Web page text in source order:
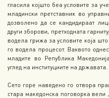
гласила којшто беа условите за
младински претставник во
дозволено да се кандидираат
други зборови, претходната
водела грижа за условите која
го водела процесот. Ваквото
младите во Република
углед на институциите на државата.
Сето горе наведено го отвора
стара македонска поговорка